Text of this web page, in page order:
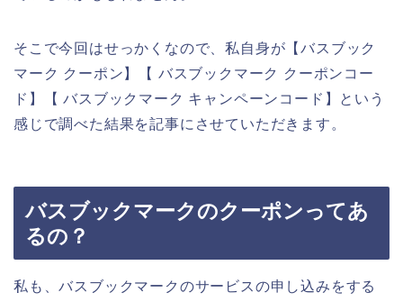
そこで今回はせっかくなので、私自身が【バスブック
マーク クーポン】【 バスブックマーク クーポンコー
ド】【 バスブックマーク キャンペーンコード】という
感じで調べた結果を記事にさせていただきます。
バスブックマークのクーポンってあ
るの？
私も、バスブックマークのサービスの申し込みをする